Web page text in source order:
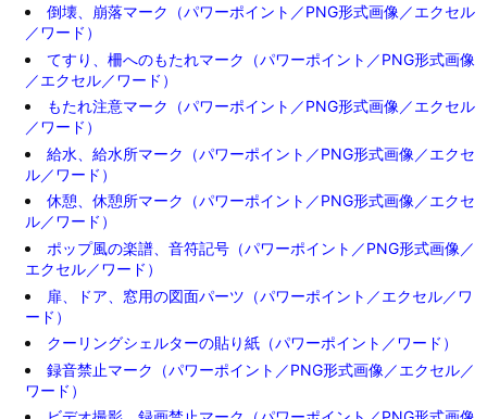
倒壊、崩落マーク（パワーポイント／PNG形式画像／エクセル
／ワード）
てすり、柵へのもたれマーク（パワーポイント／PNG形式画像
／エクセル／ワード）
もたれ注意マーク（パワーポイント／PNG形式画像／エクセル
／ワード）
給水、給水所マーク（パワーポイント／PNG形式画像／エクセ
ル／ワード）
休憩、休憩所マーク（パワーポイント／PNG形式画像／エクセ
ル／ワード）
ポップ風の楽譜、音符記号（パワーポイント／PNG形式画像／
エクセル／ワード）
扉、ドア、窓用の図面パーツ（パワーポイント／エクセル／ワ
ード）
クーリングシェルターの貼り紙（パワーポイント／ワード）
録音禁止マーク（パワーポイント／PNG形式画像／エクセル／
ワード）